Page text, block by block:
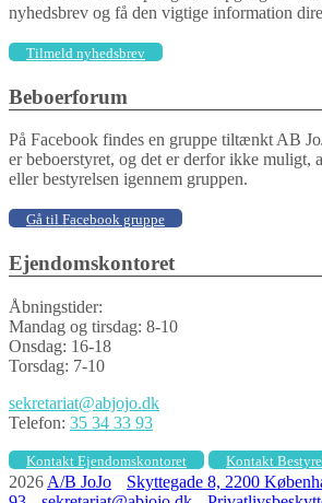
nyhedsbrev og få den vigtige information
Tilmeld nyhedsbrev
Beboerforum
På Facebook findes en gruppe tiltænkt AB
er beboerstyret, og det er derfor ikke muligt,
eller bestyrelsen igennem gruppen.
Gå til Facebook gruppe
Ejendomskontoret
Åbningstider:
Mandag og tirsdag: 8-10
Onsdag: 16-18
Torsdag: 7-10
sekretariat@abjojo.dk
Telefon: 35 34 33 93
Kontakt Ejendomskontoret Kontakt
2026 A/B JoJo Skyttegade 8, 2200